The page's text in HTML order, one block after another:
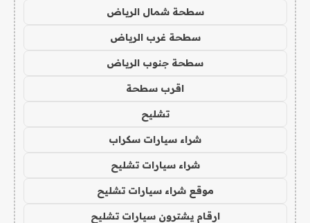
سطحة شمال الرياض
سطحة غرب الرياض
سطحة جنوب الرياض
اقرب سطحة
تشليح
شراء سيارات سكراب
شراء سيارات تشليح
موقع شراء سيارات تشليح
ارقام يشترون سيارات تشليح